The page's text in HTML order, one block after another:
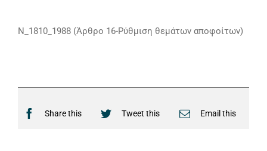
Ν_1810_1988 (Άρθρο 16-Ρύθμιση θεμάτων αποφοίτων)
Share this Tweet this Email this